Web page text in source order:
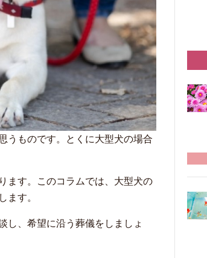
うものです。とくに大型犬の場合
ます。このコラムでは、大型犬の
ます。
し、希望に沿う葬儀をしましょ